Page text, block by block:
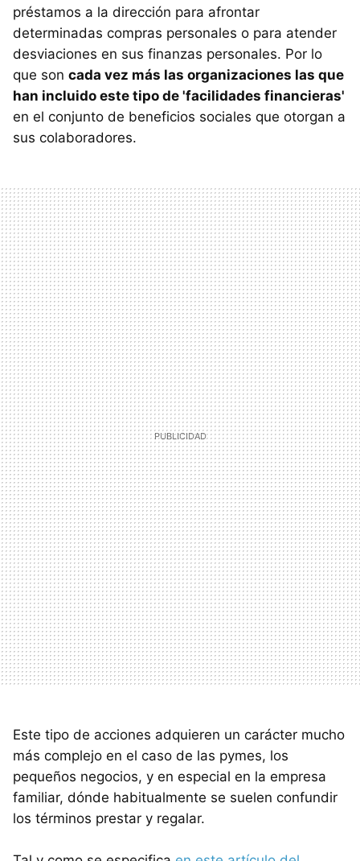
préstamos a la dirección para afrontar
determinadas compras personales o para atender
desviaciones en sus finanzas personales. Por lo
que son cada vez más las organizaciones las que
han incluido este tipo de 'facilidades financieras'
en el conjunto de beneficios sociales que otorgan a
sus colaboradores.
Este tipo de acciones adquieren un carácter mucho
más complejo en el caso de las pymes, los
pequeños negocios, y en especial en la empresa
familiar, dónde habitualmente se suelen confundir
los términos prestar y regalar.